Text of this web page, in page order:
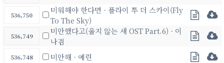
536,750
미워해야 한다면 - 플라이 투 더 스카이(Fly
To The Sky)
536,749
미안했다고(울지 않는 새 OST Part.6) - 이
나겸
536,748 미안해 - 예린